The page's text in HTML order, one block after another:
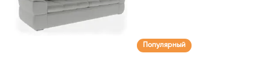
Популярный